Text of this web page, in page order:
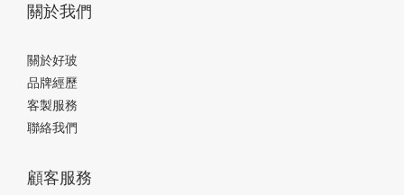
關於我們
關於好玻
品牌經歷
客製服務
聯絡我們
顧客服務